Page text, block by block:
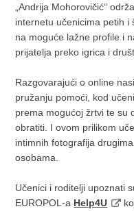
„Andrija Mohorovičić“
internetu učenicima petih
na moguće lažne profile i
prijatelja preko igrica i
Razgovarajući o online
pružanju pomoći, kod
prema mogućoj žrtvi te su
obratiti. I ovom prilikom
intimnih fotografija
osobama.
Učenici i roditelji upoznati
EUROPOL-a Help4U